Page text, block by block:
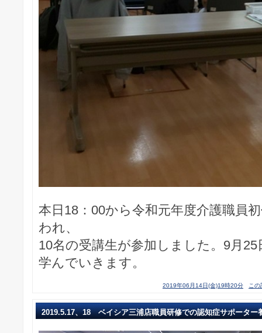
本日18：00から令和元年度介護職員
われ、
10名の受講生が参加しました。9月
学んでいきます。
2019年06月14日(金)19時20分 こ
2019.5.17、18 ベイシア三浦店職員研修での認知症サポーター